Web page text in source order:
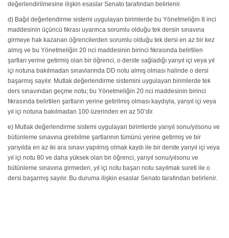
değerlendirilmesine ilişkin esaslar Senato tarafından belirlenir.
d) Bağıl değerlendirme sistemi uygulayan birimlerde bu Yönetmeliğin 8 inci
maddesinin üçüncü fıkrası uyarınca sorumlu olduğu tek dersin sınavına
girmeye hak kazanan öğrencilerden sorumlu olduğu tek dersi en az bir kez
almış ve bu Yönetmeliğin 20 nci maddesinin birinci fıkrasında belirtilen
şartları yerine getirmiş olan bir öğrenci, o derste sağladığı yarıyıl içi veya yıl
içi notuna bakılmadan sınavlarında DD notu almış olması halinde o dersi
başarmış sayılır. Mutlak değerlendirme sistemini uygulayan birimlerde tek
ders sınavından geçme notu; bu Yönetmeliğin 20 nci maddesinin birinci
fıkrasında belirtilen şartların yerine getirilmiş olması kaydıyla, yarıyıl içi veya
yıl içi notuna bakılmadan 100 üzerinden en az 50’dir.
e) Mutlak değerlendirme sistemi uygulayan birimlerde yarıyıl sonu/yılsonu ve
bütünleme sınavına girebilme şartlarının tümünü yerine getirmiş ve bir
yarıyılda en az iki ara sınavı yapılmış olmak kaydı ile bir derste yarıyıl içi veya
yıl içi notu 80 ve daha yüksek olan bir öğrenci, yarıyıl sonu/yılsonu ve
bütünleme sınavına girmeden, yıl içi notu başarı notu sayılmak sureti ile o
dersi başarmış sayılır. Bu duruma ilişkin esaslar Senato tarafından belirlenir.